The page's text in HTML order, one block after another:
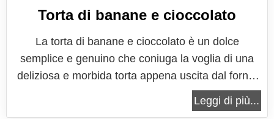
Torta di banane e cioccolato
La torta di banane e cioccolato è un dolce
semplice e genuino che coniuga la voglia di una
deliziosa e morbida torta appena uscita dal forno,
con l'esigenza di offrire alla propria famiglia un
dolce che si presti ad essere elogiato anche dai
Leggi di più...